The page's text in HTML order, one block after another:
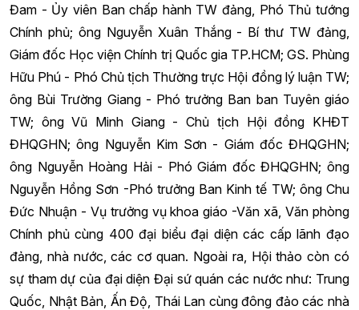
Đam - Ủy viên Ban chấp hành TW đảng, Phó Thủ tướng
Chính phủ; ông Nguyễn Xuân Thắng - Bí thư TW đảng,
Giám đốc Học viện Chính trị Quốc gia TP.HCM; GS. Phùng
Hữu Phú - Phó Chủ tịch Thường trực Hội đồng lý luận TW;
ông Bùi Trường Giang - Phó trưởng Ban ban Tuyên giáo
TW; ông Vũ Minh Giang - Chủ tịch Hội đồng KHĐT
ĐHQGHN; ông Nguyễn Kim Sơn - Giám đốc ĐHQGHN;
ông Nguyễn Hoàng Hải - Phó Giám đốc ĐHQGHN; ông
Nguyễn Hồng Sơn -Phó trưởng Ban Kinh tế TW; ông Chu
Đức Nhuận - Vụ trưởng vụ khoa giáo -Văn xã, Văn phòng
Chính phủ cùng 400 đại biểu đại diện các cấp lãnh đạo
đảng, nhà nước, các cơ quan. Ngoài ra, Hội thảo còn có
sự tham dự của đại diện Đại sứ quán các nước như: Trung
Quốc, Nhật Bản, Ấn Độ, Thái Lan cùng đông đảo các nhà